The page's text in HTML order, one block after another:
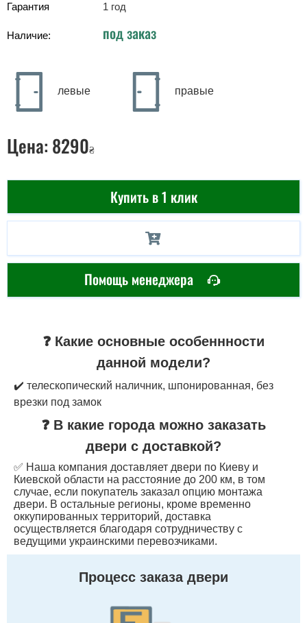
Гарантия
1 год
Наличие: под заказ
левые правые
Цена: 8290₴
Купить в 1 клик
Помощь менеджера
❓ Какие основные особеннности
данной модели?
✔️ телескопический наличник, шпонированная, без
врезки под замок
❓ В какие города можно заказать
двери с доставкой?
✅ Наша компания доставляет двери по Киеву и
Киевской области на расстояние до 200 км, в том
случае, если покупатель заказал опцию монтажа
двери. В остальные регионы, кроме временно
оккупированных территорий, доставка
осуществляется благодаря сотрудничеству с
ведущими украинскими перевозчиками.
Процесс заказа двери